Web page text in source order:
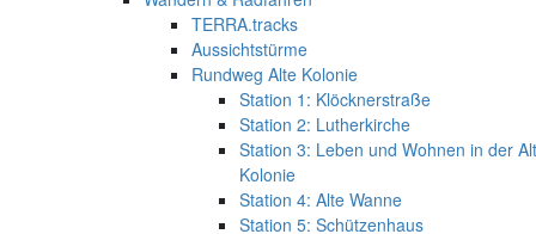
TERRA.tracks
Aussichtstürme
Rundweg Alte Kolonie
Station 1: Klöcknerstraße
Station 2: Lutherkirche
Station 3: Leben und Wohnen in der
Kolonie
Station 4: Alte Wanne
Station 5: Schützenhaus